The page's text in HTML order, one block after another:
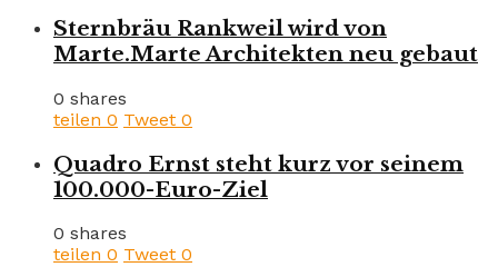
Sternbräu Rankweil wird von
Marte.Marte Architekten neu gebaut
0 shares
teilen 0 Tweet 0
Quadro Ernst steht kurz vor seinem
100.000-Euro-Ziel
0 shares
teilen 0 Tweet 0